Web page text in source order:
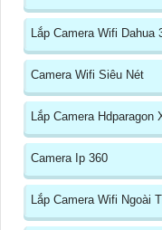
Lắp Camera Wifi Dahua
Camera Wifi Siêu Nét
Lắp Camera Hdparagon
Camera Ip 360
Lắp Camera Wifi Ngoài